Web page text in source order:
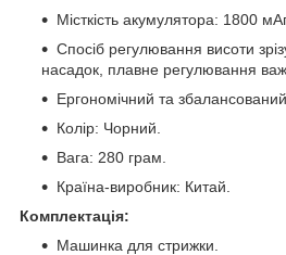
Місткість акумулятора: 1800
Спосіб регулювання висоти
насадок, плавне регулювання
Ергономічний та збалансований.
Колір: Чорний.
Вага: 280 грам.
Країна-виробник: Китай.
Комплектація:
Машинка для стрижки.